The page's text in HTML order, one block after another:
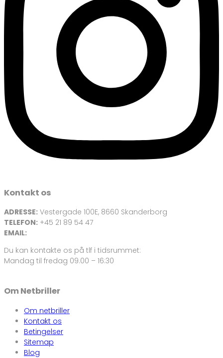
Kontakt os
ADRESSE: Vestergade 100E, 8660 Skanderborg
TELEFON: +45 21 89 54 47
EMAIL:
Du kan kontakte os på tlf i tidsrummet:
Mandag til fredag 09.00 – 16:30
Om Netbriller
Om netbriller
Kontakt os
Betingelser
Sitemap
Blog